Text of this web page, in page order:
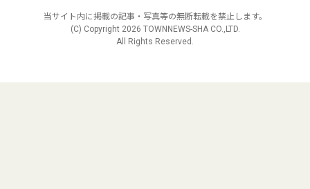
当サイト内に掲載の記事・写真等の無断転載を禁止します。
(C) Copyright 2026 TOWNNEWS-SHA CO.,LTD.
All Rights Reserved.